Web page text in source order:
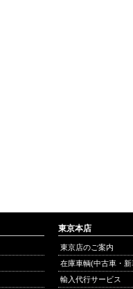
東京本店
東京店のご案内
在庫車輌(中古車・
輸入代行サービス